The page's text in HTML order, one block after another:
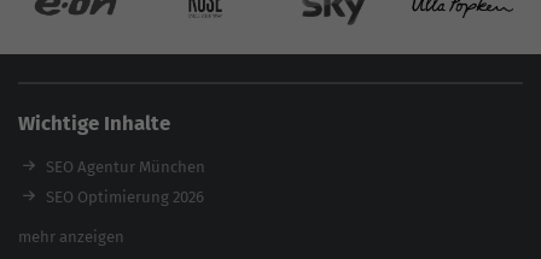
Wichtige Inhalte
SEO Agentur München
SEO Optimierung 2026
Backlink-Audit 2026
mehr anzeigen